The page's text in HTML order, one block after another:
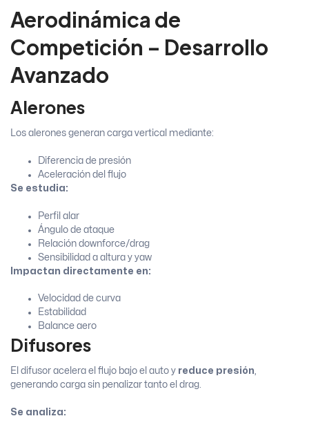
Aerodinámica de
Competición – Desarrollo
Avanzado
Alerones
Los alerones generan carga vertical mediante:
Diferencia de presión
Aceleración del flujo
Se estudia:
Perfil alar
Ángulo de ataque
Relación downforce/drag
Sensibilidad a altura y yaw
Impactan directamente en:
Velocidad de curva
Estabilidad
Balance aero
Difusores
El difusor acelera el flujo bajo el auto y reduce presión
generando carga sin penalizar tanto el drag.
Se analiza: